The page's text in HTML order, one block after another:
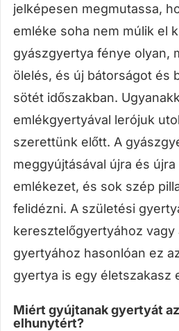
jelképesen megmutassa,
emléke soha nem múlik el
gyászgyertya fénye olyan,
ölelés, és új bátorságot és
sötét időszakban.
emlékgyertyával lerójuk
szerettünk előtt. A
meggyújtásával újra és
emlékezet, és sok szép
felidézni. A születési
keresztelőgyertyához vagy
gyertyához hasonlóan ez
gyertya is egy életszakasz
Miért gyújtanak gyertyát
elhunytért?